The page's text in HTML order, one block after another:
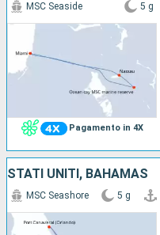
Pagamento in 4X
MSC Seaside 5 g
STATI UNITI, BAHAMAS
MSC Seashore 5 g